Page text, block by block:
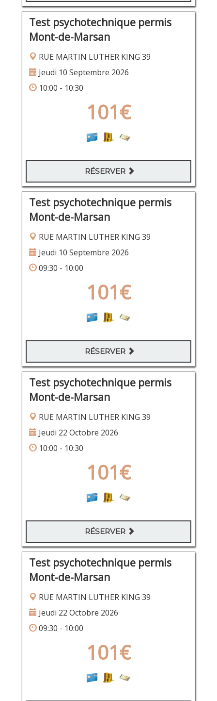
Test psychotechnique permis
Mont-de-Marsan
RUE MARTIN LUTHER KING 39
Jeudi 10 Septembre 2026
10:00 - 10:30
101€
RÉSERVER
Test psychotechnique permis
Mont-de-Marsan
RUE MARTIN LUTHER KING 39
Jeudi 10 Septembre 2026
09:30 - 10:00
101€
RÉSERVER
Test psychotechnique permis
Mont-de-Marsan
RUE MARTIN LUTHER KING 39
Jeudi 22 Octobre 2026
10:00 - 10:30
101€
RÉSERVER
Test psychotechnique permis
Mont-de-Marsan
RUE MARTIN LUTHER KING 39
Jeudi 22 Octobre 2026
09:30 - 10:00
101€